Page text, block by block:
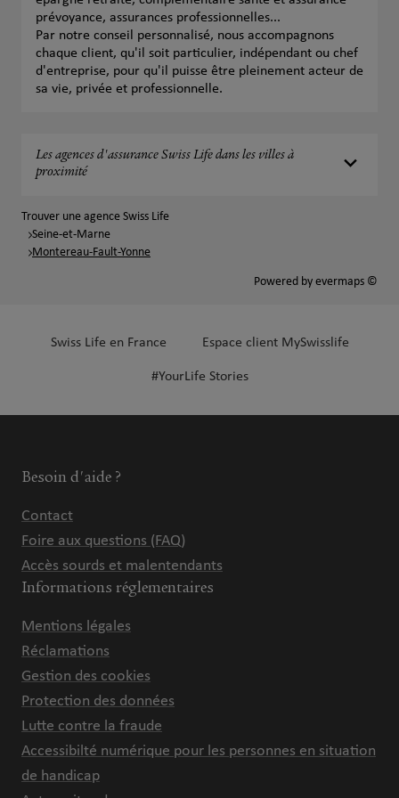
prévoyance, assurances professionnelles...
Par notre conseil personnalisé, nous accompagnons
chaque client, qu'il soit particulier, indépendant ou chef
d'entreprise, pour qu'il puisse être pleinement acteur de
sa vie, privée et professionnelle.
Les agences d'assurance Swiss Life dans les villes à
proximité
Trouver une agence Swiss Life
Seine-et-Marne
Montereau-Fault-Yonne
Powered by evermaps ©
Swiss Life en France Espace client MySwisslife
#YourLife Stories
Besoin d'aide ?
Contact
Foire aux questions (FAQ)
Accès sourds et malentendants
Informations réglementaires
Mentions légales
Réclamations
Gestion des cookies
Protection des données
Lutte contre la fraude
Accessibilté numérique pour les personnes en situation
de handicap